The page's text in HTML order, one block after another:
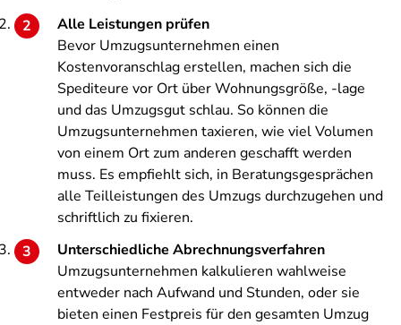
Alle Leistungen prüfen
Bevor Umzugsunternehmen einen
Kostenvoranschlag erstellen, machen sich die
Spediteure vor Ort über Wohnungsgröße, -lage
und das Umzugsgut schlau. So können die
Umzugsunternehmen taxieren, wie viel Volumen
von einem Ort zum anderen geschafft werden
muss. Es empfiehlt sich, in Beratungsgesprächen
alle Teilleistungen des Umzugs durchzugehen und
schriftlich zu fixieren.
Unterschiedliche Abrechnungsverfahren
Umzugsunternehmen kalkulieren wahlweise
entweder nach Aufwand und Stunden, oder sie
bieten einen Festpreis für den gesamten Umzug